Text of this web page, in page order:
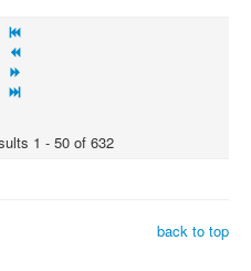
1 - 50 of 632
back to top